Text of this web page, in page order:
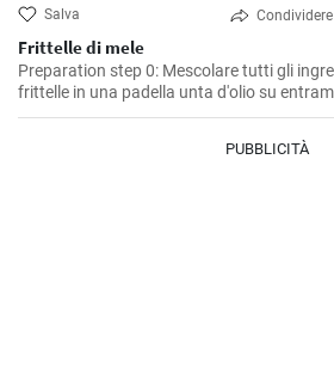
Salva Condividere
Frittelle di mele
Preparation step 0: Mescolare tutti gli
frittelle in una padella unta d'olio su
PUBBLICITÀ